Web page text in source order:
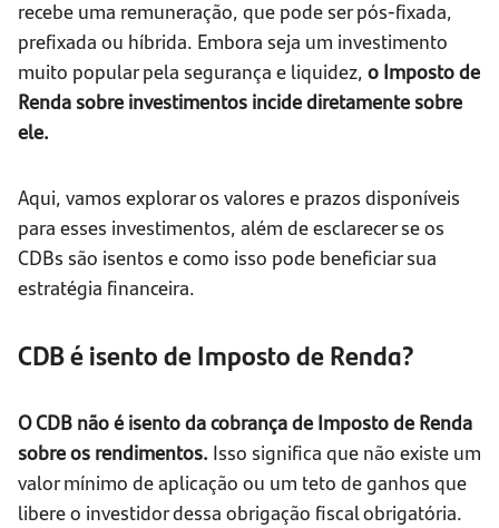
recebe uma remuneração, que pode ser pós-fixada,
prefixada ou híbrida. Embora seja um investimento
muito popular pela segurança e liquidez, o Imposto de
Renda sobre investimentos incide diretamente sobre
ele.
Aqui, vamos explorar os valores e prazos disponíveis
para esses investimentos, além de esclarecer se os
CDBs são isentos e como isso pode beneficiar sua
estratégia financeira.
CDB é isento de Imposto de Renda?
O CDB não é isento da cobrança de Imposto de Renda
sobre os rendimentos. Isso significa que não existe um
valor mínimo de aplicação ou um teto de ganhos que
libere o investidor dessa obrigação fiscal obrigatória.